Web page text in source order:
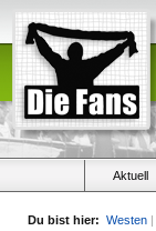
Aktuell
Du bist hier: Westen |